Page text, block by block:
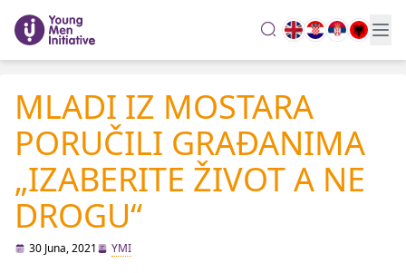
search
MLADI IZ MOSTARA
PORUČILI GRAĐANIMA
„IZABERITE ŽIVOT A NE
DROGU“
30 Juna, 2021 YMI